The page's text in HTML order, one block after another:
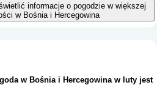
informacje o pogodzie w większej
w Bośnia i Hercegowina
w Bośnia i Hercegowina w luty jest